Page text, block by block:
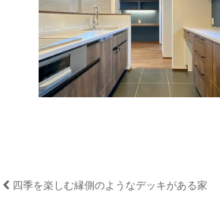
四季を楽しむ縁側のようなデッキがある家